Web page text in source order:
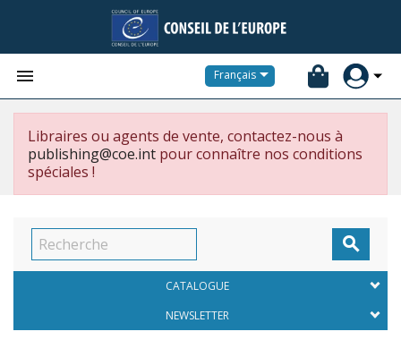
 Français
Libraires ou agents de vente, contactez-nous à
publishing@coe.int pour connaître nos conditions
spéciales !

CATALOGUE
NEWSLETTER